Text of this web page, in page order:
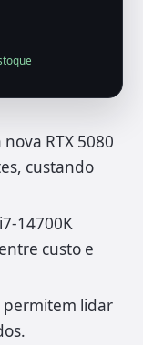
RTX 5080
custando
14700K
custo e
permitem lidar